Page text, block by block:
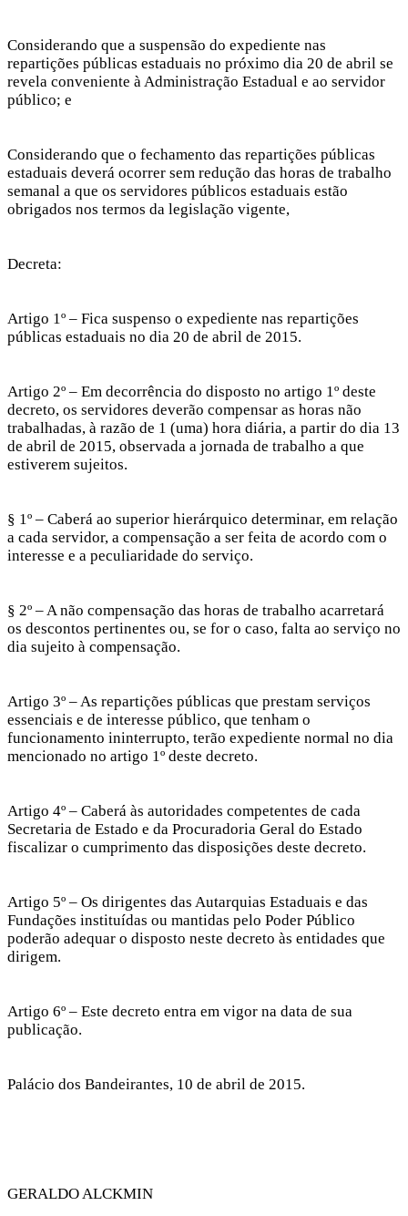
Considerando que a suspensão do expediente nas
repartições públicas estaduais no próximo dia 20 de abril se
revela conveniente à Administração Estadual e ao servidor
público; e
Considerando que o fechamento das repartições públicas
estaduais deverá ocorrer sem redução das horas de trabalho
semanal a que os servidores públicos estaduais estão
obrigados nos termos da legislação vigente,
Decreta:
Artigo 1º – Fica suspenso o expediente nas repartições
públicas estaduais no dia 20 de abril de 2015.
Artigo 2º – Em decorrência do disposto no artigo 1º deste
decreto, os servidores deverão compensar as horas não
trabalhadas, à razão de 1 (uma) hora diária, a partir do dia 13
de abril de 2015, observada a jornada de trabalho a que
estiverem sujeitos.
§ 1º – Caberá ao superior hierárquico determinar, em relação
a cada servidor, a compensação a ser feita de acordo com o
interesse e a peculiaridade do serviço.
§ 2º – A não compensação das horas de trabalho acarretará
os descontos pertinentes ou, se for o caso, falta ao serviço no
dia sujeito à compensação.
Artigo 3º – As repartições públicas que prestam serviços
essenciais e de interesse público, que tenham o
funcionamento ininterrupto, terão expediente normal no dia
mencionado no artigo 1º deste decreto.
Artigo 4º – Caberá às autoridades competentes de cada
Secretaria de Estado e da Procuradoria Geral do Estado
fiscalizar o cumprimento das disposições deste decreto.
Artigo 5º – Os dirigentes das Autarquias Estaduais e das
Fundações instituídas ou mantidas pelo Poder Público
poderão adequar o disposto neste decreto às entidades que
dirigem.
Artigo 6º – Este decreto entra em vigor na data de sua
publicação.
Palácio dos Bandeirantes, 10 de abril de 2015.
GERALDO ALCKMIN